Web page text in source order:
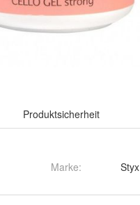
Produktsicherheit
Marke: Styx